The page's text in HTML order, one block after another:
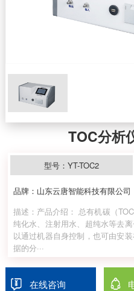
TOC分析
型号：YT-TOC2
品牌：山东云唐智能科技有限公司
描述：产品介绍： 总有机碳（
纯化水、注射用水、超纯水等去
以通过机器自身控制，也可由安
据的分···
在线咨询